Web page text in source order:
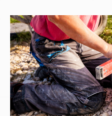
Desarrollo
de
productos
para
la
construcción,
sustentables
y
resistentes